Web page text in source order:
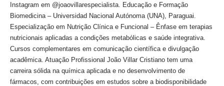
Instagram em @joaovillarespecialista. Educação e Formação
Biomedicina – Universidad Nacional Autónoma (UNA), Paraguai.
Especialização em Nutrição Clínica e Funcional – Ênfase em terapias
nutricionais aplicadas a condições metabólicas e saúde integrativa.
Cursos complementares em comunicação científica e divulgação
acadêmica. Atuação Profissional João Villar Cristiano tem uma
carreira sólida na química aplicada e no desenvolvimento de
fármacos, com contribuições em estudos sobre a biodisponibilidade